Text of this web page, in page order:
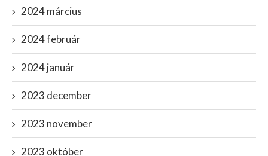
2024 március
2024 február
2024 január
2023 december
2023 november
2023 október